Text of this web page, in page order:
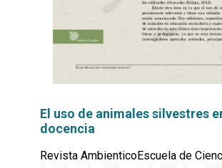
El uso de animales silvestres
docencia
Revista AmbienticoEscuela de